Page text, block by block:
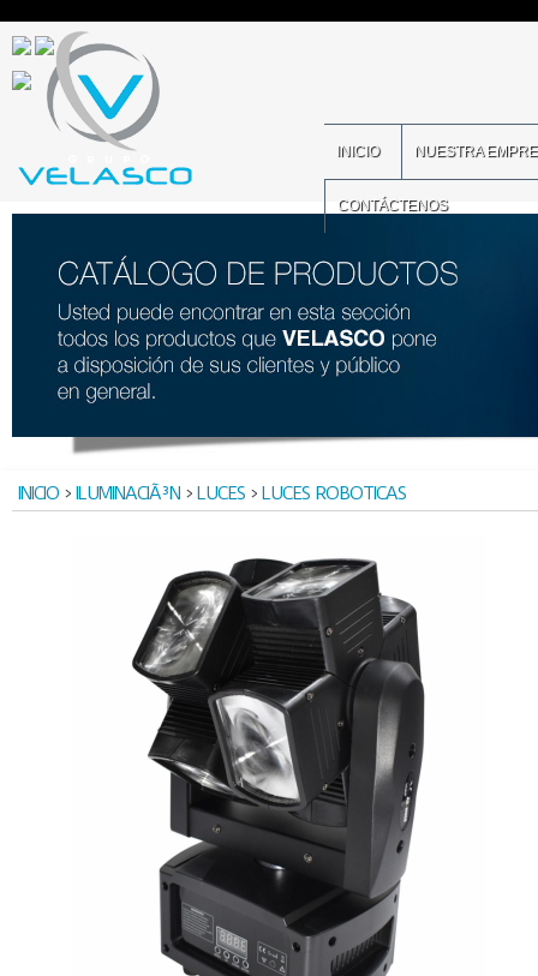
INICIO NUESTRA
CONTÁCTENOS
INICIO > ILUMINACIÃ³N > LUCES > LUCES ROBOTICAS